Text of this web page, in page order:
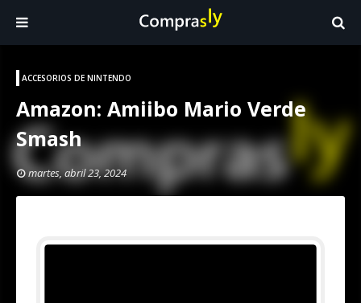
ACCESORIOS DE NINTENDO
Amazon: Amiibo Mario Verde
Smash
martes, abril 23, 2024